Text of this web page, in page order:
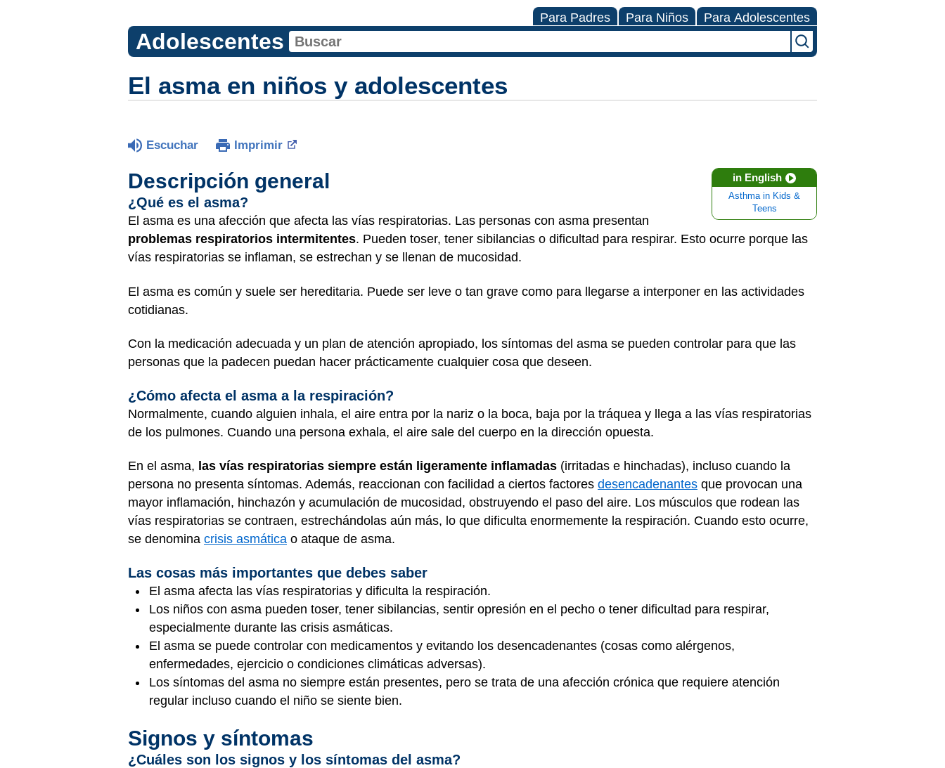
Para Padres Para Niños Para Adolescentes
Adolescentes
El asma en niños y adolescentes
Escuchar Imprimir
in English
Asthma in Kids &
Teens
Descripción general
¿Qué es el asma?
El asma es una afección que afecta las vías respiratorias. Las personas con asma presentan
problemas respiratorios intermitentes. Pueden toser, tener sibilancias o dificultad para respirar. Esto ocurre porque las
vías respiratorias se inflaman, se estrechan y se llenan de mucosidad.
El asma es común y suele ser hereditaria. Puede ser leve o tan grave como para llegarse a interponer en las actividades
cotidianas.
Con la medicación adecuada y un plan de atención apropiado, los síntomas del asma se pueden controlar para que las
personas que la padecen puedan hacer prácticamente cualquier cosa que deseen.
¿Cómo afecta el asma a la respiración?
Normalmente, cuando alguien inhala, el aire entra por la nariz o la boca, baja por la tráquea y llega a las vías respiratorias
de los pulmones. Cuando una persona exhala, el aire sale del cuerpo en la dirección opuesta.
En el asma, las vías respiratorias siempre están ligeramente inflamadas (irritadas e hinchadas), incluso cuando la
persona no presenta síntomas. Además, reaccionan con facilidad a ciertos factores desencadenantes que provocan una
mayor inflamación, hinchazón y acumulación de mucosidad, obstruyendo el paso del aire. Los músculos que rodean las
vías respiratorias se contraen, estrechándolas aún más, lo que dificulta enormemente la respiración. Cuando esto ocurre,
se denomina crisis asmática o ataque de asma.
Las cosas más importantes que debes saber
El asma afecta las vías respiratorias y dificulta la respiración.
Los niños con asma pueden toser, tener sibilancias, sentir opresión en el pecho o tener dificultad para respirar,
especialmente durante las crisis asmáticas.
El asma se puede controlar con medicamentos y evitando los desencadenantes (cosas como alérgenos,
enfermedades, ejercicio o condiciones climáticas adversas).
Los síntomas del asma no siempre están presentes, pero se trata de una afección crónica que requiere atención
regular incluso cuando el niño se siente bien.
Signos y síntomas
¿Cuáles son los signos y los síntomas del asma?